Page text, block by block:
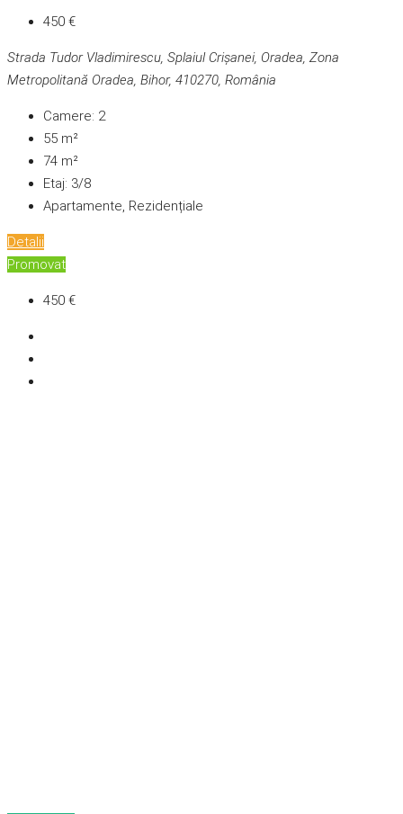
450 €
Strada Tudor Vladimirescu, Splaiul Crișanei, Oradea, Zona
Metropolitană Oradea, Bihor, 410270, România
Camere: 2
55 m²
74 m²
Etaj: 3/8
Apartamente, Rezidențiale
Detalii
Promovat
450 €